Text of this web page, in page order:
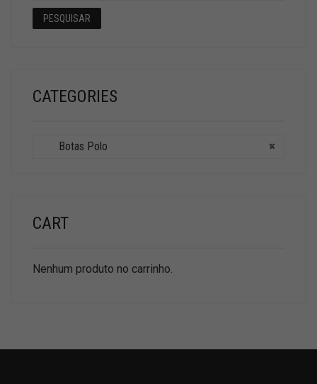
PESQUISAR
CATEGORIES
×
Botas Polo
CART
Nenhum produto no carrinho.